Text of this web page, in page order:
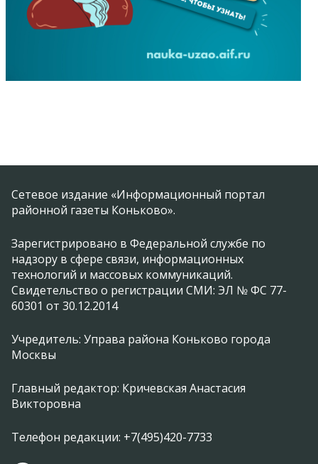
Сетевое издание «Информационный портал
районной газеты Коньково».
Зарегистрировано в Федеральной службе по
надзору в сфере связи, информационных
технологий и массовых коммуникаций.
Свидетельство о регистрации СМИ: ЭЛ № ФС 77-
60301 от 30.12.2014
Учредитель: Управа района Коньково города
Москвы
Главный редактор: Кричевская Анастасия
Викторовна
Телефон редакции: +7(495)420-7733